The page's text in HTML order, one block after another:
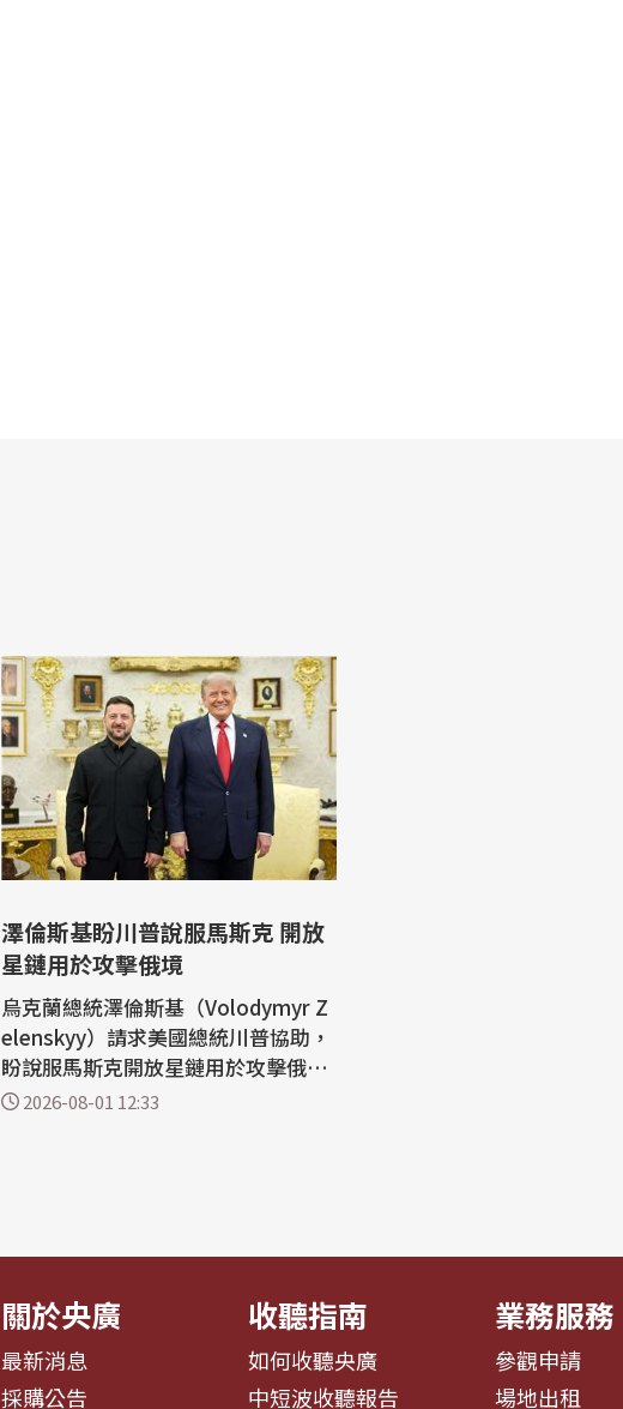
澤倫斯基盼川普說服馬斯克 開放
星鏈用於攻擊俄境
烏克蘭總統澤倫斯基（Volodymyr Z
elenskyy）請求美國總統川普協助，
盼說服馬斯克開放星鏈用於攻擊俄羅
斯境內目標。於此同時，川普對烏軍
2026-08-01 12:33
關於央廣
最新消息
採購公告
收聽指南
如何收聽央廣
中短波收聽報告
業務服務
參觀申請
場地出租